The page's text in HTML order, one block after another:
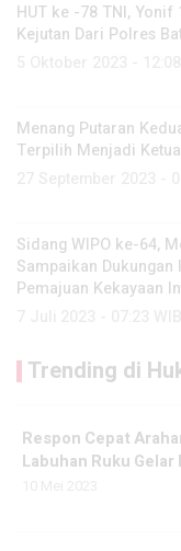
HUT ke -78 TNI,
Kejutan Dari Polres
Menang Putaran
Terpilih Menjadi
Sidang WIPO ke-64,
Sampaikan
Pemajuan Kekayaan
Trending di
Respon Cepat
Labuhan Ruku Gelar